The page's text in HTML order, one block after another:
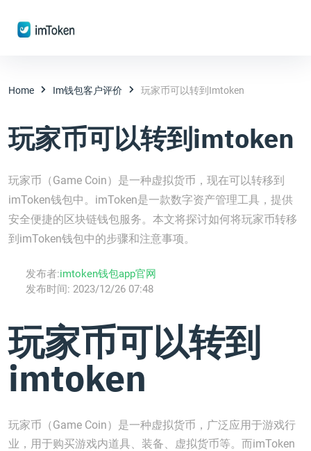
Home Im钱包客户评价 玩家币可以转到imtoken
玩家币可以转到imtoken
玩家币（Game Coin）是一种虚拟货币，现在可以转移到
imToken钱包中。imToken是一款数字资产管理工具，提供
安全便捷的区块链钱包服务。本文将探讨如何将玩家币转移
到imToken钱包中的步骤和注意事项。
发布者:imtoken钱包app官网
发布时间: 2023/12/26 07:48
玩家币可以转到
imtoken
玩家币（Game Coin）是一种虚拟货币，广泛应用于游戏行
业，用于购买游戏内道具、装备、虚拟货币等。而imToken